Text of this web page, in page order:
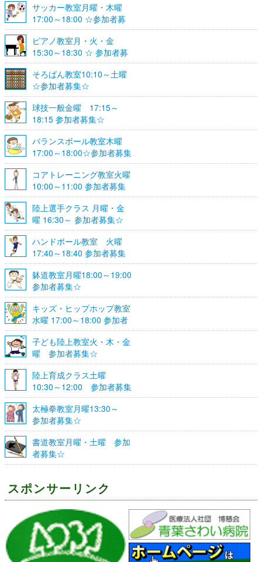
サッカー教室月曜・木曜
17:00～18:00 ☆参加者募
集☆
ピアノ教室月・火・金
15:30～18:30 ☆ 参加者募
集☆
そろばん教室10:10～土曜
☆参加者募集☆
球技一般金曜 17:15～
18:15 参加者募集☆
バランスボール教室木曜
17:00～18:00☆参加者募集
☆
コアトレーニング教室火曜
10:00～11:00 参加者募集
陸上選手クラス 月曜・金
曜 16:30～ 参加者募集☆
ハンドボール教室 火曜
17:40～18:40 参加者募集
☆
躰道教室月曜18:00～19:00
参加者募集☆
キッズ・ヒップホップ教室
水曜 17:00～18:00 参加者
募集☆
子ども陸上教室火・木・金
曜 参加者募集☆
陸上育成クラス土曜
10:30～12:00 参加者募集
☆
太極拳教室月曜13:30～
参加者募集☆
書道教室月曜・土曜 参加
者募集☆
スポンサーリンク